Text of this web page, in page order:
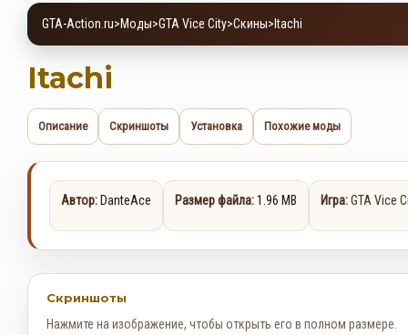
GTA-Action.ru>Моды>GTA Vice City>Скины>Itachi
Itachi
Описание Скриншоты Установка Похожие моды
Автор: DanteAce Размер файла:1.96 MB Игра:GTA Vice
Скриншоты
Нажмите на изображение, чтобы открыть его в полном размере.